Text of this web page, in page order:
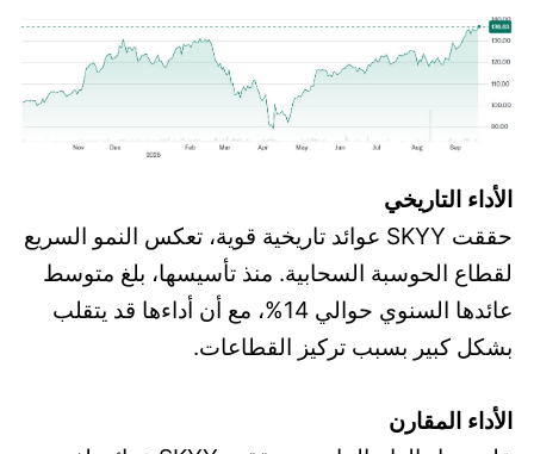
الأداء التاريخي
حققت SKYY عوائد تاريخية قوية، تعكس النمو السريع
لقطاع الحوسبة السحابية. منذ تأسيسها، بلغ متوسط
عائدها السنوي حوالي 14%، مع أن أداءها قد يتقلب
بشكل كبير بسبب تركيز القطاعات.
الأداء المقارن